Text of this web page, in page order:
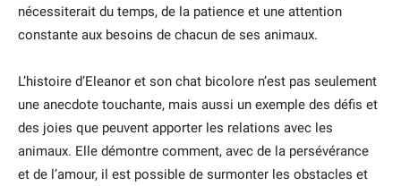
nécessiterait du temps, de la patience et une attention
constante aux besoins de chacun de ses animaux.
L’histoire d’Eleanor et son chat bicolore n’est pas seulement
une anecdote touchante, mais aussi un exemple des défis et
des joies que peuvent apporter les relations avec les
animaux. Elle démontre comment, avec de la persévérance
et de l’amour, il est possible de surmonter les obstacles et